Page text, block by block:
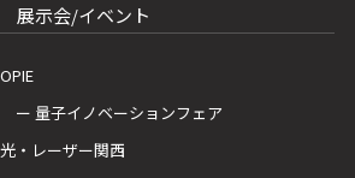
展示会/イベント
OPIE
ー 量子イノベーションフェア
光・レーザー関西